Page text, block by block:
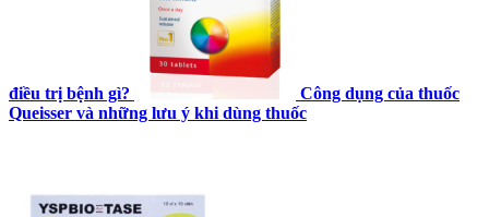
điều trị bệnh gì?
Công dụng của thuốc
Queisser và những lưu ý khi dùng thuốc